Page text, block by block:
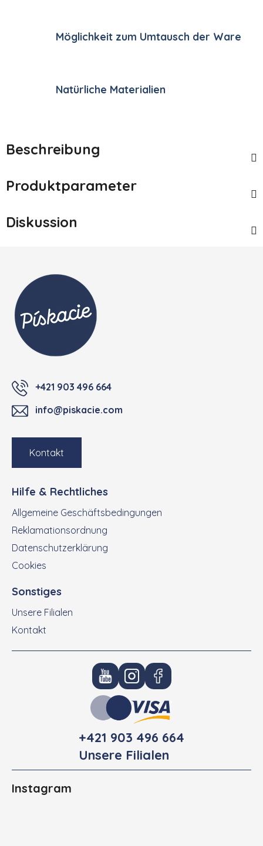
Möglichkeit zum Umtausch der Ware
Natürliche Materialien
Beschreibung
Produktparameter
Diskussion
+421 903 496 664
info@piskacie.com
Kontakt
Hilfe & Rechtliches
Allgemeine Geschäftsbedingungen
Reklamationsordnung
Datenschutzerklärung
Cookies
Sonstiges
Unsere Filialen
Kontakt
+421 903 496 664
Unsere Filialen
Instagram